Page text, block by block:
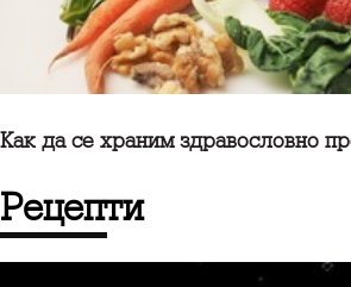
Kак да се храним здравословно
Рецепти